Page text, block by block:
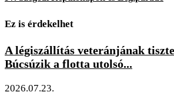
Ez is érdekelhet
A légiszállítás veteránjának
Búcsúzik a flotta utolsó...
2026.07.23.